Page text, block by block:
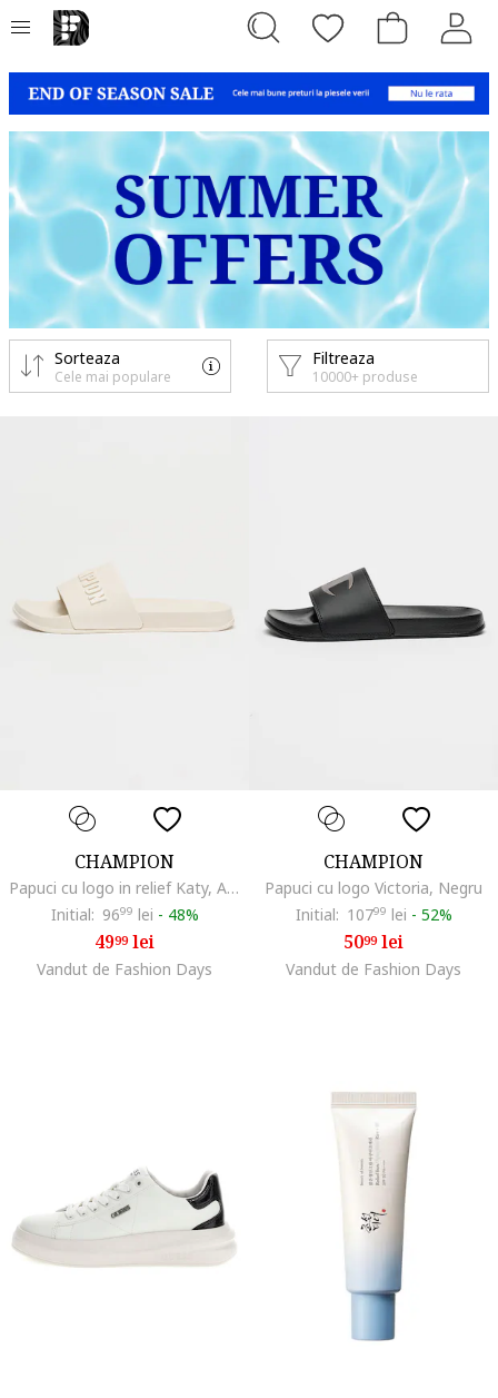
Filtreaza
10000+ produse
Sorteaza
Cele mai populare
CHAMPION
Papuci cu logo in relief Katy, Alb fildes
Initial: 9699 lei - 48%
4999lei
Vandut de Fashion Days
CHAMPION
Papuci cu logo Victoria, Negru
Initial: 10799 lei - 52%
5099lei
Vandut de Fashion Days